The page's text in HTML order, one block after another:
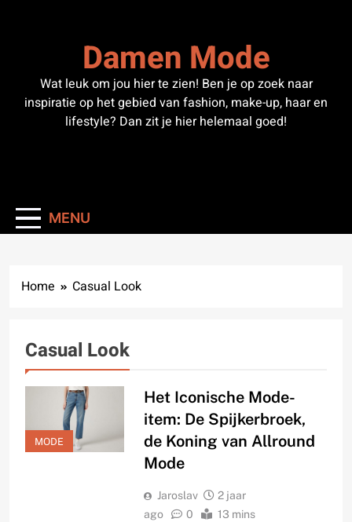
Damen Mode
Wat leuk om jou hier te zien! Ben je op zoek naar
inspiratie op het gebied van fashion, make-up, haar en
lifestyle? Dan zit je hier helemaal goed!
MENU
Home Casual Look
Casual Look
MODE
Het Iconische Mode-
item: De Spijkerbroek,
de Koning van Allround
Mode
Jaroslav
2 jaar
ago
0 13 mins